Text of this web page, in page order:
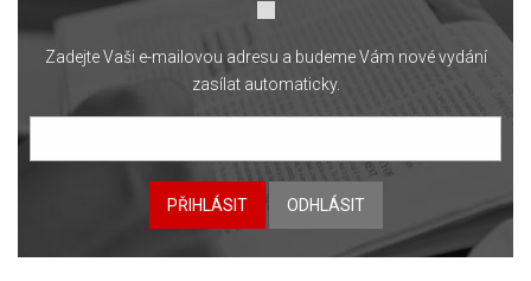
Zadejte Vaši e-mailovou adresu a budeme Vám nové vydání
zasílat automaticky.
PŘIHLÁSIT ODHLÁSIT